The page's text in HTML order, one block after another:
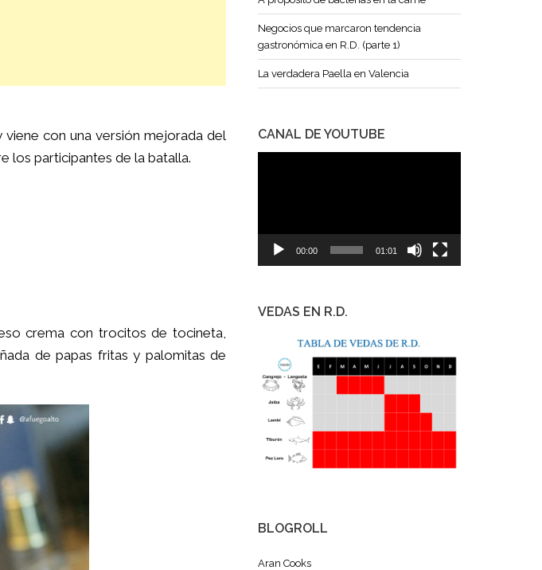
viene con una versión mejorada del
los participantes de la batalla.
crema con trocitos de tocineta,
de papas fritas y palomitas de
Negocios que marcaron tendencia
gastronómica en R.D. (parte 1)
La verdadera Paella en Valencia
CANAL DE YOUTUBE
00:00 01:01
VEDAS EN R.D.
BLOGROLL
Aran Cooks